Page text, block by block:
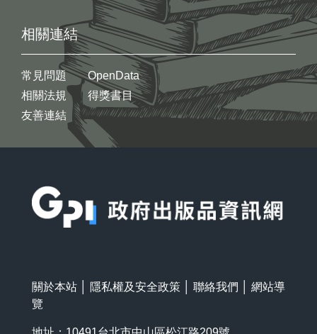
相關連結
常見問題
相關法規
友善連結
OpenData
得獎書目
關於本站 隱私權及安全政策 聯絡我們
網站導
覽